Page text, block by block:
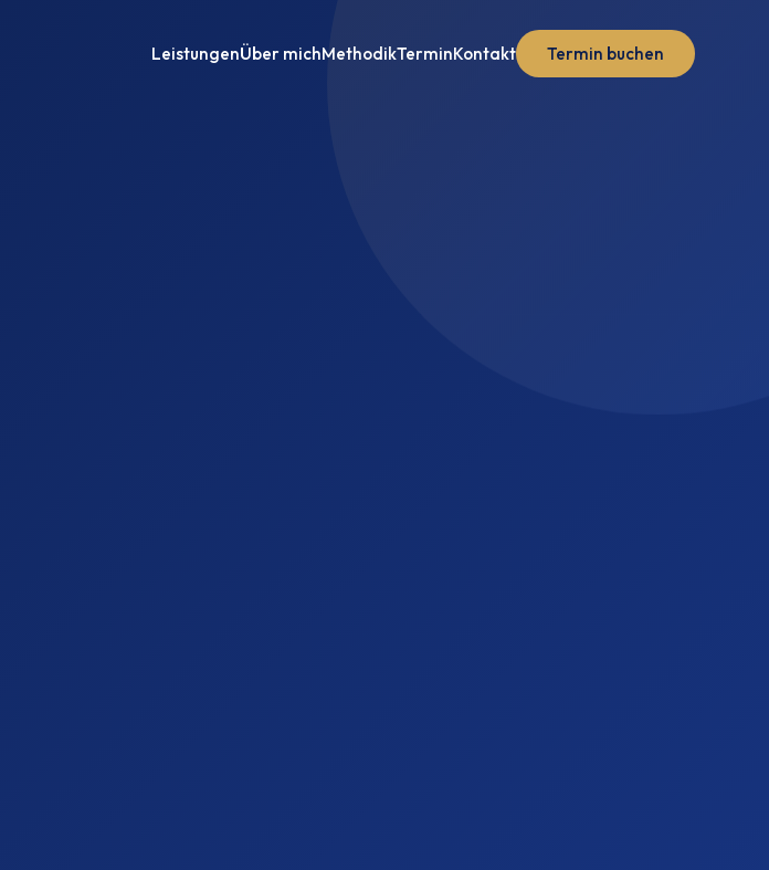
LeistungenÜber michMethodikTerminKontakt Termin buchen